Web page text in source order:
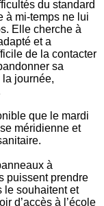
du standard
à mi-temps ne lui
Elle cherche à
et a
de la contacter
sa
journée,
que le mardi
méridienne et
à
puissent prendre
le souhaitent et
d’accès à l’école